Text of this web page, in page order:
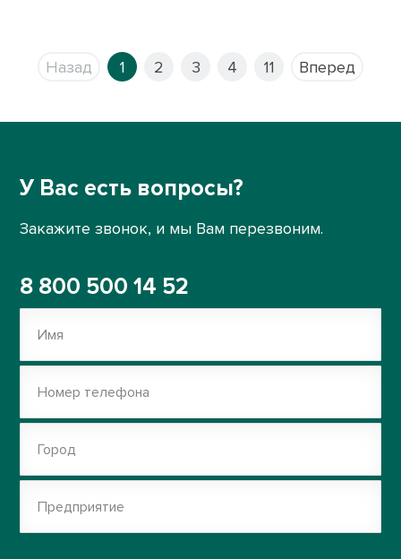
Назад 1 2 3 4 11 Вперед
У Вас есть вопросы?
Закажите звонок, и мы Вам перезвоним.
8 800 500 14 52
Имя
Номер телефона
Город
Предприятие